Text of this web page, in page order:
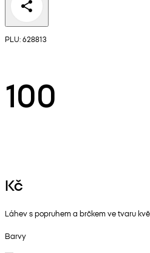
PLU: 628813
100
Kč
Láhev s popruhem a brčkem ve tvaru
Barvy